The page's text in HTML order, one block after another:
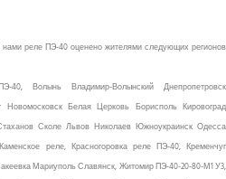
реле ПЭ-40 оценено жителями следующих регионов
Волынь Владимир-Волынский Днепропетровск
Белая Церковь Борисполь Кировоград
Сколе Львов Николаев Южноукраинск Одесса
реле, Красногоровка реле ПЭ-40, Кременчуг
Мариуполь Славянск, Житомир ПЭ-40-20-80-М1 У3,